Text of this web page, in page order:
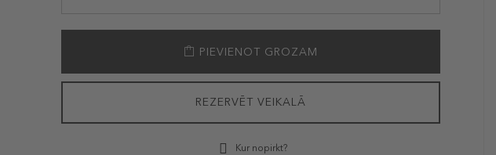
PIEVIENOT GROZAM
REZERVĒT VEIKALĀ
Kur nopirkt?